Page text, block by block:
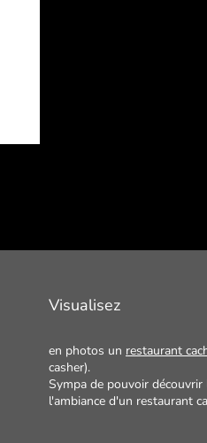
Visualisez
en photos un restaurant
casher).
Sympa de pouvoir découvrir
l'ambiance d'un restaurant